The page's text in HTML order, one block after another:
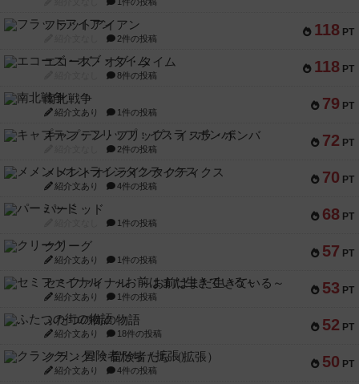
118 PT
フラットアイアン
2件の投稿
118 PT
エコーズ・オブ・タイム
8件の投稿
79 PT
南北戦争
紹介文あり 1件の投稿
72 PT
キャプテン・フリップ：イスラ・ボンバ
2件の投稿
70 PT
メメントオンラインタクティクス
紹介文あり 4件の投稿
68 PT
パーミッド
1件の投稿
57 PT
クリーグ
紹介文あり 1件の投稿
53 PT
セミファイナル ～お前はまだ生きている～
紹介文あり 1件の投稿
52 PT
ふたつの街の物語
紹介文あり 18件の投稿
50 PT
クランク! ：冒険者たち（拡張）
紹介文あり 4件の投稿